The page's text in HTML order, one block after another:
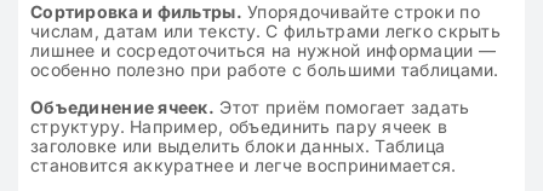
Сортировка и фильтры. Упорядочивайте строки по
числам, датам или тексту. С фильтрами легко скрыть
лишнее и сосредоточиться на нужной информации —
особенно полезно при работе с большими таблицами.
Объединение ячеек. Этот приём помогает задать
структуру. Например, объединить пару ячеек в
заголовке или выделить блоки данных. Таблица
становится аккуратнее и легче воспринимается.